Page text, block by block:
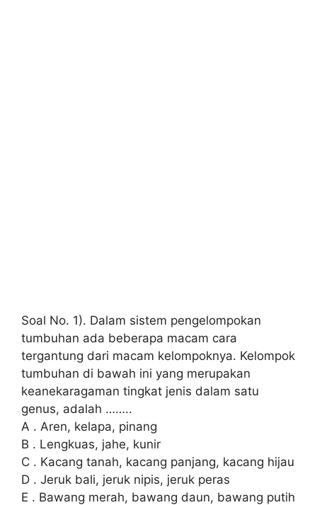
Soal No. 1). Dalam sistem pengelompokan
tumbuhan ada beberapa macam cara
tergantung dari macam kelompoknya. Kelompok
tumbuhan di bawah ini yang merupakan
keanekaragaman tingkat jenis dalam satu
genus, adalah ……..
A . Aren, kelapa, pinang
B . Lengkuas, jahe, kunir
C . Kacang tanah, kacang panjang, kacang hijau
D . Jeruk bali, jeruk nipis, jeruk peras
E . Bawang merah, bawang daun, bawang putih